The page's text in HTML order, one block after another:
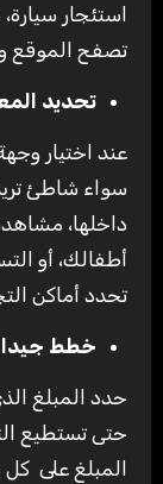
استئجار
تصفح الموقع
تحديد
عند اختيار
سواء شاطئ
داخلها،
أطفالك، أو
تحدد أماكن
خطط جيدا
حدد المبلغ
حتى تستطيع
المبلغ على كل